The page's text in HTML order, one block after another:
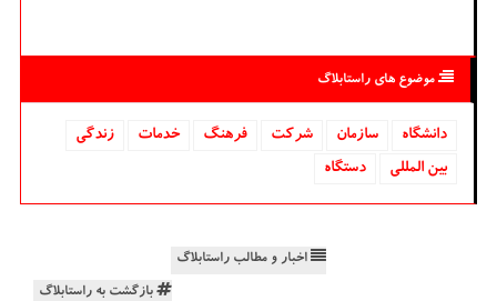
موضوع های راستابلاگ
دانشگاه‌ سازمان شركت فرهنگ خدمات
زندگی
بین المللی
دستگاه
اخبار و مطالب راستابلاگ
بازگشت به راستابلاگ